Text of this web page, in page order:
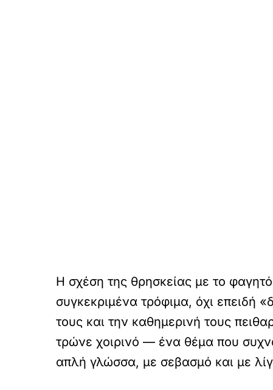
Η σχέση της θρησκείας με το
συγκεκριμένα τρόφιμα, όχι επειδή
τους και την καθημερινή τους
τρώνε χοιρινό — ένα θέμα που
απλή γλώσσα, με σεβασμό και με